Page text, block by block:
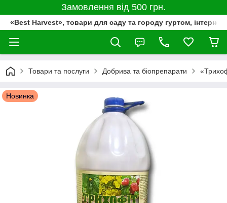
Замовлення від 500 грн.
«Best Harvest», товари для саду та городу гуртом,
Товари та послуги Добрива та біопрепарати
Новинка